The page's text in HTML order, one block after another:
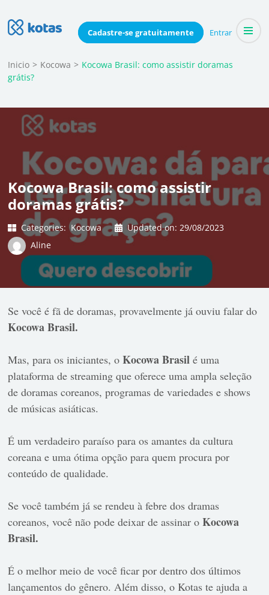
Cadastre-segratuitamente Entrar
to
(Press
Enter)
Blog do Kotas
Dicas e conteúdo relevante para economizar coletivamente
Inicio > Kocowa > Kocowa Brasil: como assistir doramas
grátis?
Kocowa Brasil: como assistir
doramas grátis?
Categories: Kocowa Updated on: 29/08/2023
Aline
Se você é fã de doramas, provavelmente já ouviu falar do
Kocowa Brasil.
Mas, para os iniciantes, oKocowa Brasil é uma
plataforma de streaming que oferece uma ampla seleção
de doramas coreanos, programas de variedades e shows
de músicas asiáticas.
É um verdadeiro paraíso para os amantes da cultura
coreana e uma ótima opção para quem procura por
conteúdo de qualidade.
Se você também já se rendeu à febre dos dramas
coreanos, você não pode deixar de assinar oKocowa
Brasil.
É o melhor meio de você ficar por dentro dos últimos
lançamentos do gênero. Além disso,o Kotas te ajuda a